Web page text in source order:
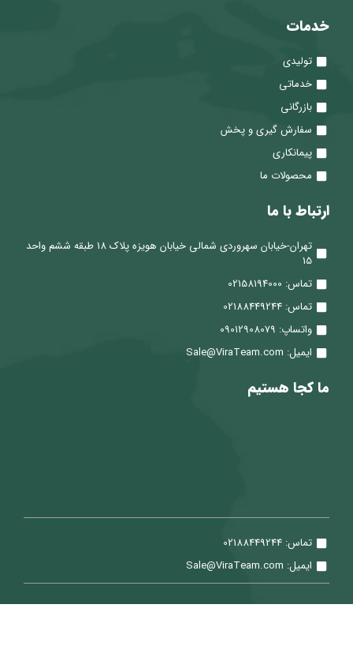
خدمات
تولیدی
خدماتی
بازرگانی
سفارش گیری و پخش
پیمانکاری
محصولات ما
ارتباط با ما
تهران-خیابان سهروردی شمالی خیابان هویزه پلاک 18 طبقه ششم واحد
15
تماس: 02158194000
تماس: 02188449244
واتساپ: 09012908079
ایمیل: Sale@ViraTeam.com
ما کجا هستیم
تماس: 02188449244
ایمیل: Sale@ViraTeam.com